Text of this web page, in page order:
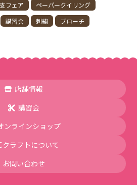
フェア
ペーパークイリング
講習会 刺繍 ブローチ
店舗情報
講習会
ンラインショップ
クラフトについて
お問い合わせ